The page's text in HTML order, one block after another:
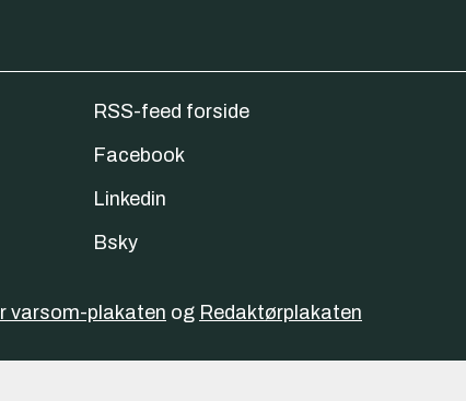
RSS-feed forside
Facebook
Linkedin
Bsky
varsom-plakaten og Redaktørplakaten